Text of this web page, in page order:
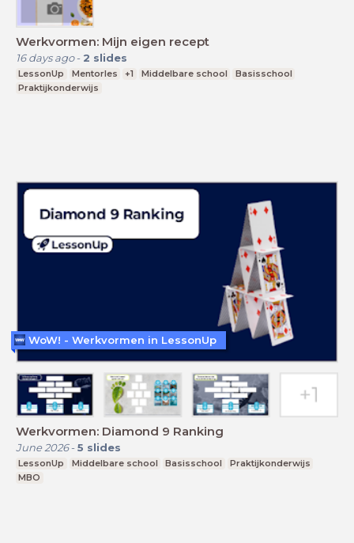
Werkvormen: Mijn eigen recept
16 days ago- 2 slides
LessonUp Mentorles +1 Middelbare school
Basisschool
Praktijkonderwijs
Werkvormen: Diamond 9 Ranking
June 2026- 5 slides
LessonUp Middelbare school Basisschool
Praktijkonderwijs
MBO
WoW! - Werkvormen in LessonUp